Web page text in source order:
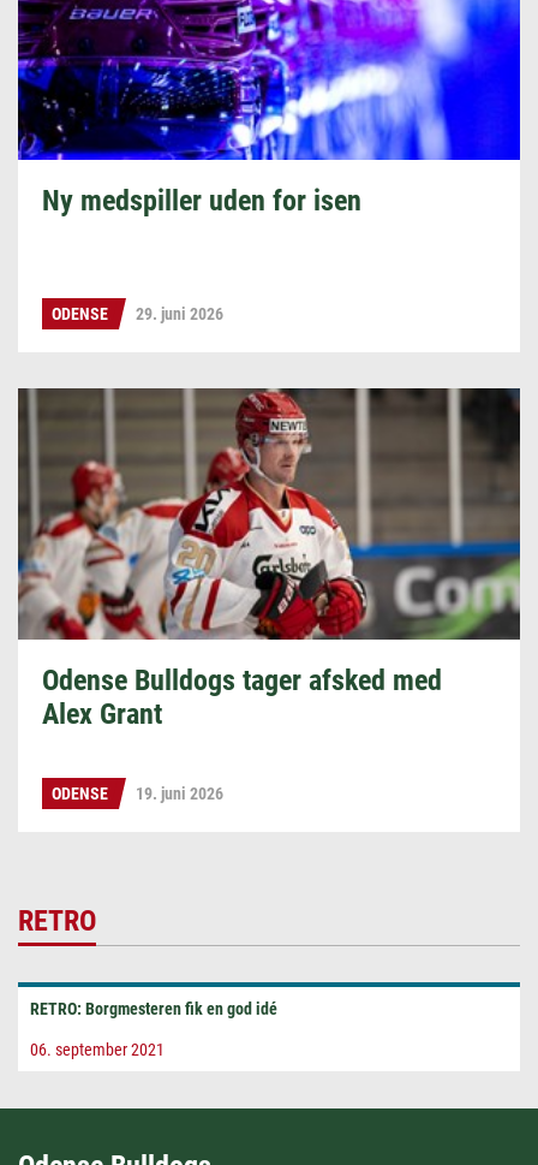
Ny medspiller uden for isen
ODENSE 29. juni 2026
Odense Bulldogs tager afsked med
Alex Grant
ODENSE 19. juni 2026
RETRO
RETRO: Borgmesteren fik en god idé
06. september 2021